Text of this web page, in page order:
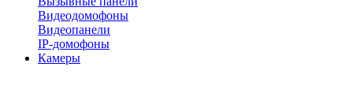
Видеодомофоны
Видеопанели
IP-домофоны
Камеры